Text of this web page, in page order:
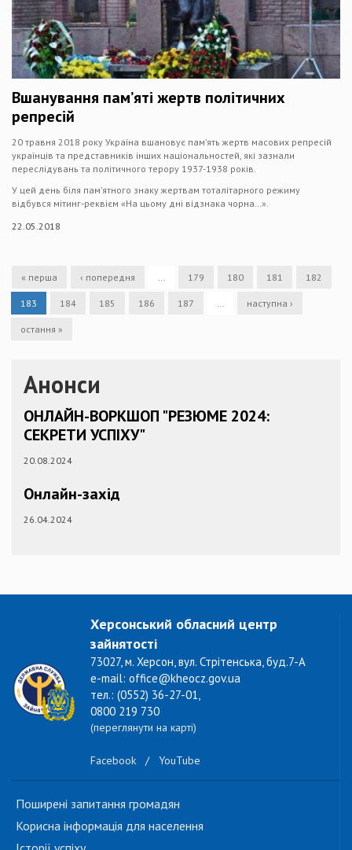
Вшанування пам’яті жертв політичних
репресій
20 травня 2018 року Україна вшановує пам’ять жертв масових репресій
українців та представників інших національностей, які зазнали
переслідувань та політичного терору 1937-1938 років.
У цей день біля пам’ятного знаку жертвам тоталітарного режиму
відбувся мітинг-реквієм «На цьому дні відзнака чорна…».
22.05.2018
« перша ‹ попередня 179 180 181 182
183 184 185 186 187 наступна ›
остання »
Анонси
ОНЛАЙН-ВОРКШОП "РЕЗЮМЕ 2024:
СЕКРЕТИ УСПІХУ"
20.08.2024
Онлайн-захід
26.04.2024
Херсонський обласний центр
зайнятості
73027, м. Херсон, вул. Стрітенська, буд.7-А
e-mail: office@kheocz.gov.ua
тел.: (0552) 36-27-01,
0800 219 730
(переглянути на карті)
Facebook / YouTube
Поширені запитання громадян
Корисна інформація для населення